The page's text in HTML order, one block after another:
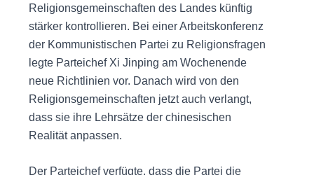
Religionsgemeinschaften des Landes künftig
stärker kontrollieren. Bei einer Arbeitskonferenz
der Kommunistischen Partei zu Religionsfragen
legte Parteichef Xi Jinping am Wochenende
neue Richtlinien vor. Danach wird von den
Religionsgemeinschaften jetzt auch verlangt,
dass sie ihre Lehrsätze der chinesischen
Realität anpassen.
Der Parteichef verfügte, dass die Partei die